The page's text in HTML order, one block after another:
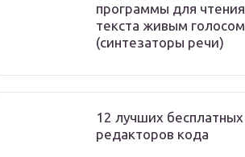
программы для чтения
текста живым голосом
(синтезаторы речи)
12 лучших бесплатных
редакторов кода